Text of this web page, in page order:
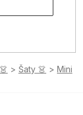
Šaty 👗
Mini